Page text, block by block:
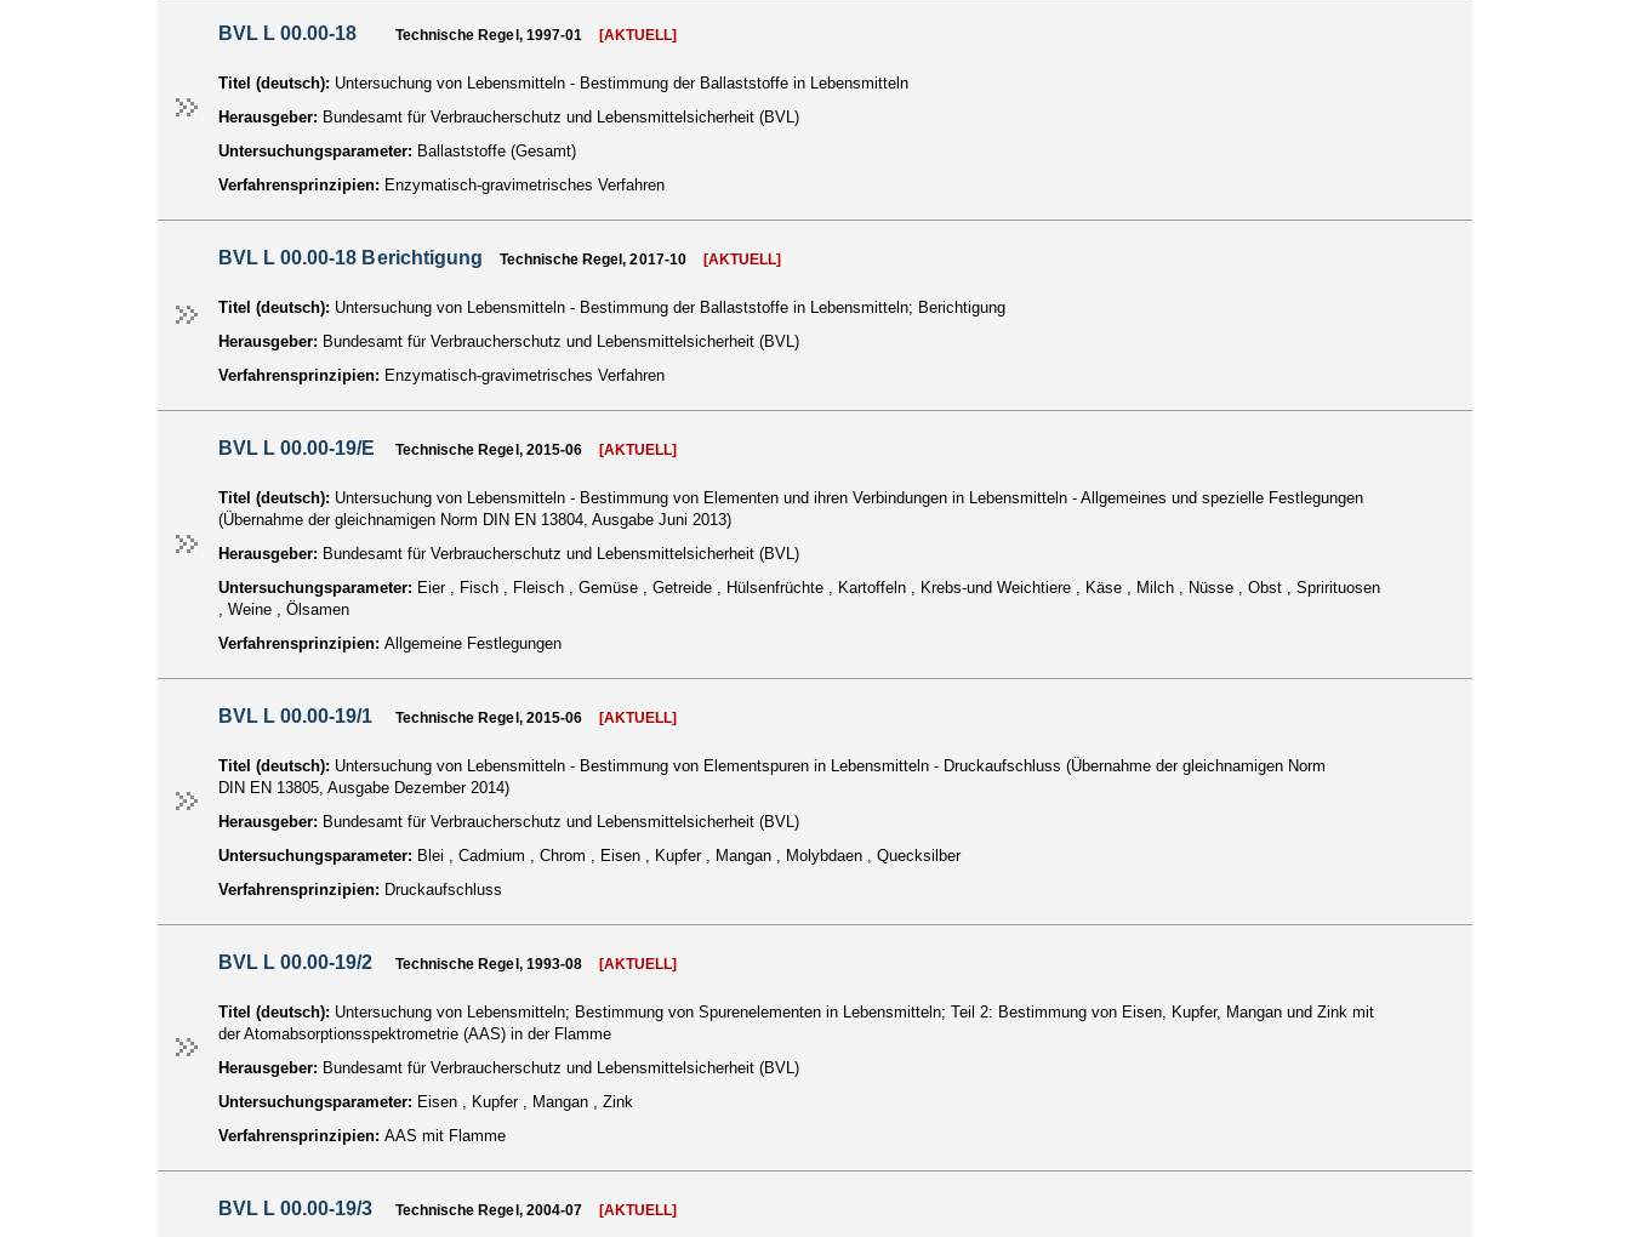
BVL L 00.00-18 Technische Regel, 1997-01 [AKTUELL]
Titel (deutsch): Untersuchung von Lebensmitteln - Bestimmung der Ballaststoffe in Lebensmitteln
Herausgeber: Bundesamt für Verbraucherschutz und Lebensmittelsicherheit (BVL)
Untersuchungsparameter: Ballaststoffe (Gesamt)
Verfahrensprinzipien: Enzymatisch-gravimetrisches Verfahren
BVL L 00.00-18 Berichtigung Technische Regel, 2017-10 [AKTUELL]
Titel (deutsch): Untersuchung von Lebensmitteln - Bestimmung der Ballaststoffe in Lebensmitteln; Berichtigung
Herausgeber: Bundesamt für Verbraucherschutz und Lebensmittelsicherheit (BVL)
Verfahrensprinzipien: Enzymatisch-gravimetrisches Verfahren
BVL L 00.00-19/E Technische Regel, 2015-06 [AKTUELL]
Titel (deutsch): Untersuchung von Lebensmitteln - Bestimmung von Elementen und ihren Verbindungen in Lebensmitteln - Allgemeines und spezielle Festlegungen
(Übernahme der gleichnamigen Norm DIN EN 13804, Ausgabe Juni 2013)
Herausgeber: Bundesamt für Verbraucherschutz und Lebensmittelsicherheit (BVL)
Untersuchungsparameter: Eier , Fisch , Fleisch , Gemüse , Getreide , Hülsenfrüchte , Kartoffeln , Krebs-und Weichtiere , Käse , Milch , Nüsse , Obst , Sprirituosen
, Weine , Ölsamen
Verfahrensprinzipien: Allgemeine Festlegungen
BVL L 00.00-19/1 Technische Regel, 2015-06 [AKTUELL]
Titel (deutsch): Untersuchung von Lebensmitteln - Bestimmung von Elementspuren in Lebensmitteln - Druckaufschluss (Übernahme der gleichnamigen Norm
DIN EN 13805, Ausgabe Dezember 2014)
Herausgeber: Bundesamt für Verbraucherschutz und Lebensmittelsicherheit (BVL)
Untersuchungsparameter: Blei , Cadmium , Chrom , Eisen , Kupfer , Mangan , Molybdaen , Quecksilber
Verfahrensprinzipien: Druckaufschluss
BVL L 00.00-19/2 Technische Regel, 1993-08 [AKTUELL]
Titel (deutsch): Untersuchung von Lebensmitteln; Bestimmung von Spurenelementen in Lebensmitteln; Teil 2: Bestimmung von Eisen, Kupfer, Mangan und Zink mit
der Atomabsorptionsspektrometrie (AAS) in der Flamme
Herausgeber: Bundesamt für Verbraucherschutz und Lebensmittelsicherheit (BVL)
Untersuchungsparameter: Eisen , Kupfer , Mangan , Zink
Verfahrensprinzipien: AAS mit Flamme
BVL L 00.00-19/3 Technische Regel, 2004-07 [AKTUELL]